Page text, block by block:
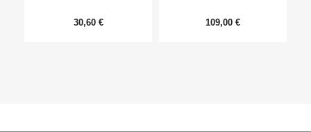
30,60 € 109,00 €